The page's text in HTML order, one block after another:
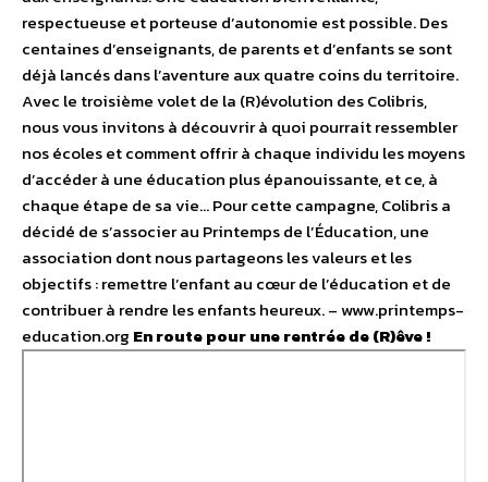
respectueuse et porteuse d’autonomie est possible. Des
centaines d’enseignants, de parents et d’enfants se sont
déjà lancés dans l’aventure aux quatre coins du territoire.
Avec le troisième volet de la (R)évolution des Colibris,
nous vous invitons à découvrir à quoi pourrait ressembler
nos écoles et comment offrir à chaque individu les moyens
d’accéder à une éducation plus épanouissante, et ce, à
chaque étape de sa vie… Pour cette campagne, Colibris a
décidé de s’associer au Printemps de l’Éducation, une
association dont nous partageons les valeurs et les
objectifs : remettre l’enfant au cœur de l’éducation et de
contribuer à rendre les enfants heureux. – www.printemps-
education.org En route pour une rentrée de (R)êve !